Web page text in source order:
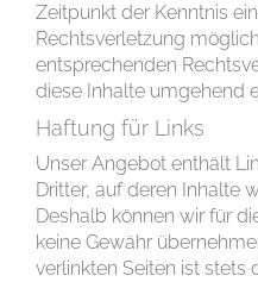
Zeitpunkt der Kenntnis
Rechtsverletzung
entsprechenden
diese Inhalte umgehend
Haftung für Links
Unser Angebot enthält
Dritter, auf deren Inhalte
Deshalb können wir für
keine Gewähr
verlinkten Seiten ist stets